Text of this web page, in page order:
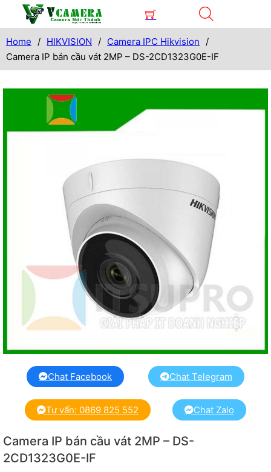
Home / HIKVISION / Camera IPC Hikvision
/
Camera IP bán cầu vát 2MP – DS-2CD1323G0E-IF
Chat Facebook Chat Telegram
Tư vấn: 0869 825 552 Chat Zalo
Camera IP bán cầu vát 2MP – DS-
2CD1323G0E-IF